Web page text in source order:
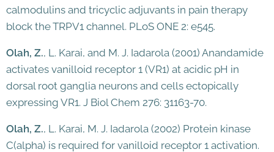
calmodulins and tricyclic adjuvants in pain therapy
block the TRPV1 channel. PLoS ONE 2: e545.
Olah, Z., L. Karai, and M. J. Iadarola (2001) Anandamide
activates vanilloid receptor 1 (VR1) at acidic pH in
dorsal root ganglia neurons and cells ectopically
expressing VR1. J Biol Chem 276: 31163-70.
Olah, Z., L. Karai, M. J. Iadarola (2002) Protein kinase
C(alpha) is required for vanilloid receptor 1 activation.